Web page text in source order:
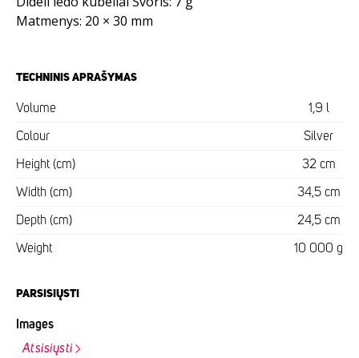
Matmenys: 20 × 30 mm
TECHNINIS APRAŠYMAS
Volume 1,9 l
Colour Silver
Height (cm) 32 cm
Width (cm) 34,5 cm
Depth (cm) 24,5 cm
Weight 10 000 g
PARSISIŲSTI
Images
Atsisiųsti